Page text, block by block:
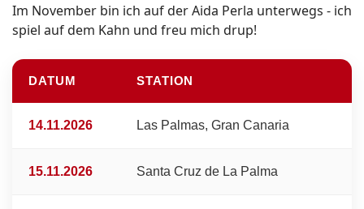
Im November bin ich auf der Aida Perla unterwegs - ich
spiel auf dem Kahn und freu mich drup!
DATUM STATION
14.11.2026 Las Palmas, Gran Canaria
15.11.2026 Santa Cruz de La Palma